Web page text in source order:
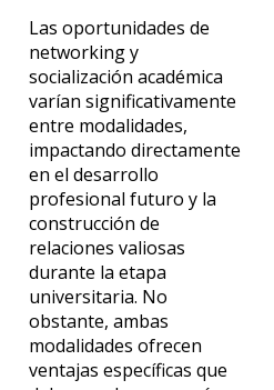
Las oportunidades de
networking y
socialización académica
varían significativamente
entre modalidades,
impactando directamente
en el desarrollo
profesional futuro y la
construcción de
relaciones valiosas
durante la etapa
universitaria. No
obstante, ambas
modalidades ofrecen
ventajas específicas que